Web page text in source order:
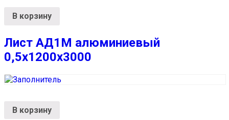
В корзину
Лист АД1М алюминиевый
0,5х1200х3000
В корзину